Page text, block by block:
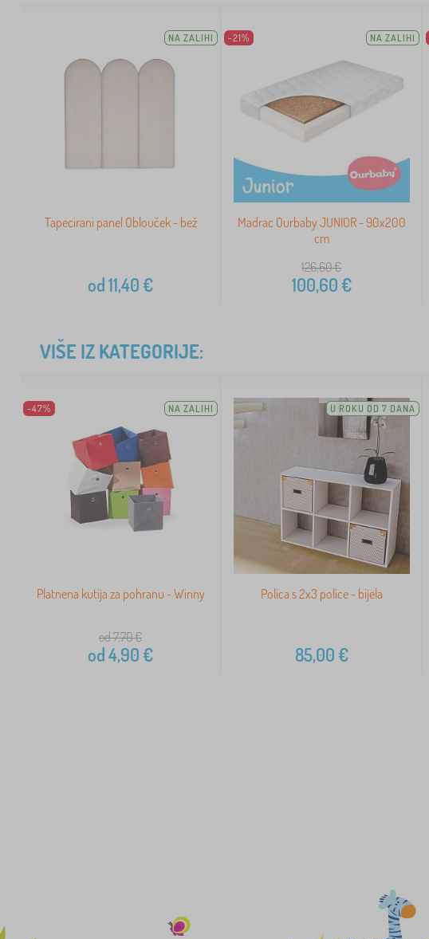
NA ZALIHI
Tapecirani panel Oblouček - bež
od11,40€
-21% NA ZALIHI
Madrac Ourbaby JUNIOR - 90x200
cm
126,60€
100,60€
VIŠE IZ KATEGORIJE:
-47% NA ZALIHI
Platnena kutija za pohranu - Winny
od 7,70€
od4,90€
U ROKU OD 7 DANA
Polica s 2x3 police - bijela
85,00€